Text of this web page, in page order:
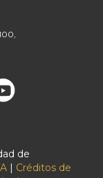
de
| Créditos de